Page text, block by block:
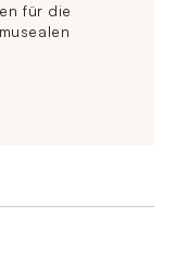
für die